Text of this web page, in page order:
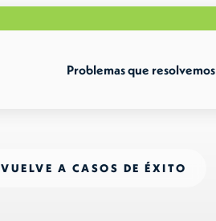
Problemas que resolvemos
VUELVE A CASOS DE ÉXITO